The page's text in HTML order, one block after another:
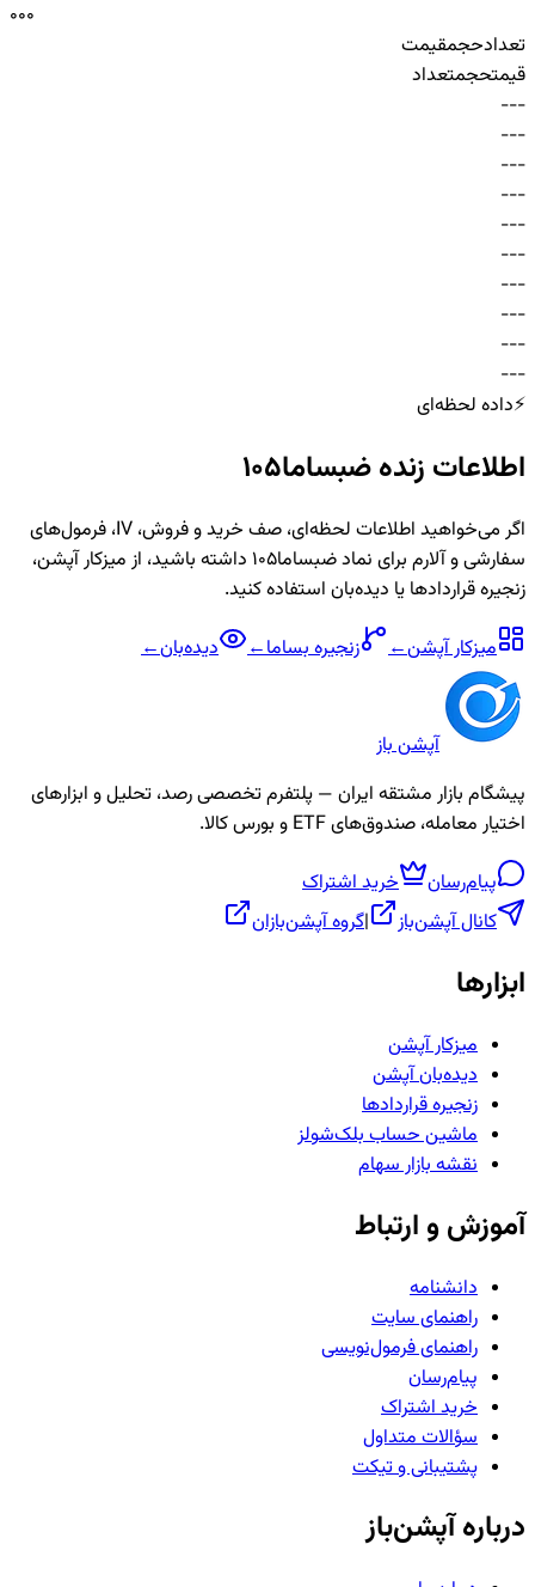
000
تعدادحجمقیمت
قیمتحجمتعداد
-
-
-
-
-
-
-
-
-
-
-
-
-
-
-
-
-
-
-
-
-
-
-
-
-
-
-
-
-
-
⚡داده لحظه‌ای
اطلاعات زندهضبساما105
اگر می‌خواهید اطلاعات لحظه‌ای، صف خرید و فروش، IV، فرمول‌های
سفارشی و آلارم برای نمادضبساما105
داشته باشید، از میزکار آپشن،
زنجیره قراردادها یا دیده‌بان استفاده کنید.
میزکار آپشن← زنجیرهبساما← دیده‌بان←
آپشن باز
پیشگام بازار مشتقه ایران — پلتفرم تخصصی رصد، تحلیل و ابزارهای
اختیار معامله، صندوق‌های ETF و بورس کالا.
پیام‌رسان
خرید اشتراک
کانال آپشن‌باز
|گروه آپشن‌بازان
ابزارها
میزکار آپشن
دیده‌بان آپشن
زنجیره قراردادها
ماشین حساب بلک‌شولز
نقشه بازار سهام
آموزش و ارتباط
دانشنامه
راهنمای سایت
راهنمای فرمول‌نویسی
پیام‌رسان
خرید اشتراک
سؤالات متداول
پشتیبانی و تیکت
درباره آپشن‌باز